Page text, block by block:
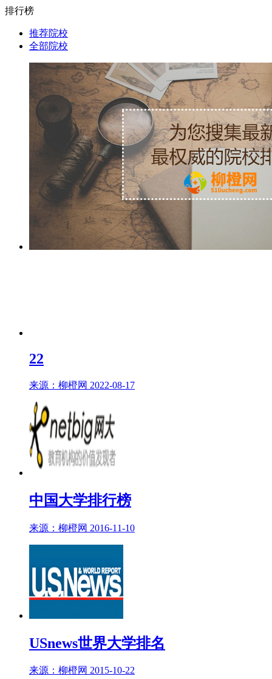
排行榜
推荐院校
全部院校
22
来源：柳橙网 2022-08-17
中国大学排行榜
来源：柳橙网 2016-11-10
USnews世界大学排名
来源：柳橙网 2015-10-22